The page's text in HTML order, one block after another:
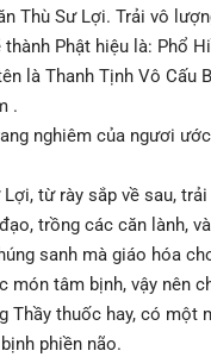
Thù Sư Lợi. Trải vô
Phật hiệu là: Phổ
là Thanh Tịnh Vô Cấu
.
nghiêm của ngươi
Lợi, từ rày sắp về sau,
trồng các căn lành,
sanh mà giáo hóa
món tâm bịnh, vậy nên
Thầy thuốc hay, có một
phiền não.